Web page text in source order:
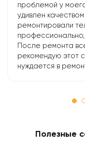
проблемой у
удивлен
ремонтировали
После ремонта
рекомендую этот
нуждается в
Полезные